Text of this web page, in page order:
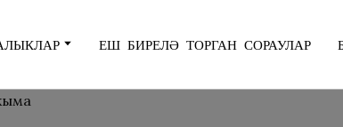
ЕШ БИРЕЛӘ ТОРГАН СОРАУЛАР